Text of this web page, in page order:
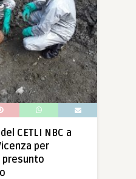
CETLI NBC a
per
presunto